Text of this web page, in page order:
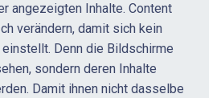
angezeigten Inhalte. Content
verändern, damit sich kein
Denn die Bildschirme
sondern deren Inhalte
Damit ihnen nicht dasselbe